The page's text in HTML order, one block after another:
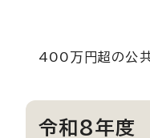
400万円超の公共
令和8年度